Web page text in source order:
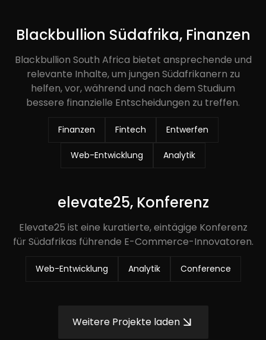
Blackbullion Südafrika, Finanzen
Blackbullion South Africa bietet ansprechende und
relevante Inhalte, um jungen Südafrikanern zu
helfen, vor, während und nach dem Studium
bessere finanzielle Entscheidungen zu treffen.
Finanzen Fintech Entwerfen
Web-Entwicklung Analytik
elevate25, Konferenz
Elevate25 ist eine kuratierte, eintägige Konferenz
für Südafrikas führende E-Commerce-Innovatoren.
Web-Entwicklung Analytik Conference
Weitere Projekte laden